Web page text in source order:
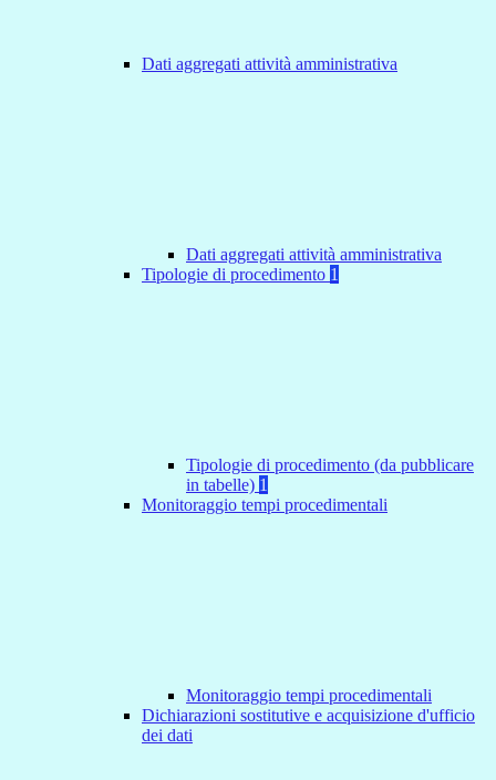
Dati aggregati attività amministrativa
Dati aggregati attività amministrativa
Tipologie di procedimento 1
Tipologie di procedimento (da pubblicare
in tabelle) 1
Monitoraggio tempi procedimentali
Monitoraggio tempi procedimentali
Dichiarazioni sostitutive e acquisizione d'ufficio
dei dati